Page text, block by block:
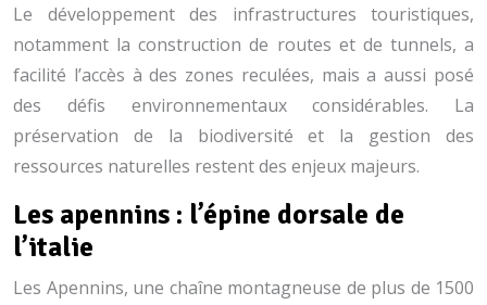
Le développement des infrastructures touristiques,
notamment la construction de routes et de tunnels, a
facilité l’accès à des zones reculées, mais a aussi posé
des défis environnementaux considérables. La
préservation de la biodiversité et la gestion des
ressources naturelles restent des enjeux majeurs.
Les apennins : l’épine dorsale de
l’italie
Les Apennins, une chaîne montagneuse de plus de 1500